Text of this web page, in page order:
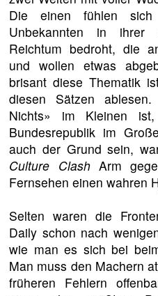
Die einen fühlen
Unbekannten in ihrer
Reichtum bedroht, die
und wollen etwas
brisant diese Thematik
diesen Sätzen
Nichts» im Kleinen
Bundesrepublik im
auch der Grund sein,
Culture ClashArm
Fernsehen einen wahren
Selten waren die
Daily schon nach
wie man es sich bei
Man muss den Machern
früheren Fehlern